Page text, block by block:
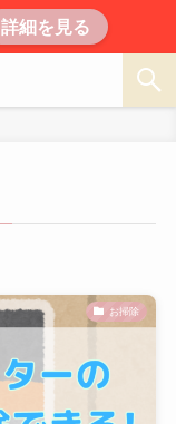
詳細を見る
お掃除